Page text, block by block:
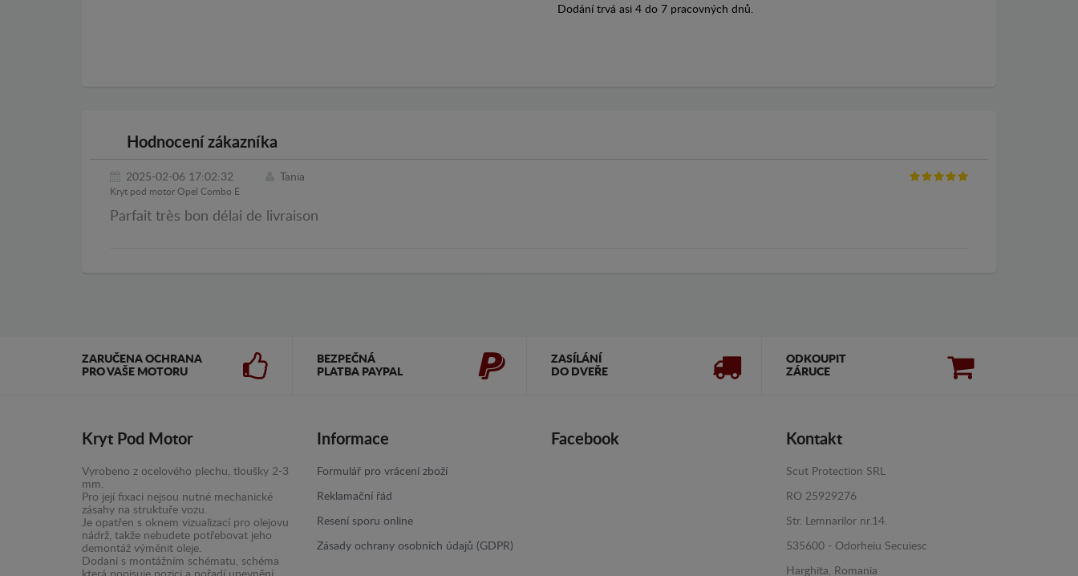
Dodání trvá asi 4 do 7 pracovných dnů.
Hodnocení zákazníka
2025-02-06 17:02:32 Tania
Kryt pod motor Opel Combo E
Parfait très bon délai de livraison
ZARUČENA OCHRANA
PRO VAŠE MOTORU
BEZPEČNÁ
PLATBA PAYPAL
ZASÍLÁNÍ
DO DVEŘE
ODKOUPIT
ZÁRUCE
Kryt Pod Motor
Vyrobeno z ocelového plechu, tloušky 2-3
mm.
Pro její fixaci nejsou nutné mechanické
zásahy na struktuře vozu.
Je opatřen s oknem vizualizací pro olejovu
nádrž, takže nebudete potřebovat jeho
demontáž výměnit oleje.
Dodaní s montážním schématu, schéma
Informace
Formulář pro vrácení zboží
Reklamační řád
Resení sporu online
Zásady ochrany osobních údajů (GDPR)
Facebook Kontakt
Scut Protection SRL
RO 25929276
Str. Lemnarilor nr.14.
535600 - Odorheiu Secuiesc
Harghita, Romania